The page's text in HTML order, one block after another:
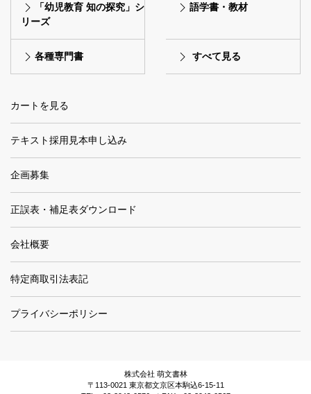
「幼児教育 知の探究」シ
リーズ
語学書・教材
各種専門書 すべて見る
カートを見る
テキスト採用見本申し込み
企画募集
正誤表・補足表ダウンロード
会社概要
特定商取引法表記
プライバシーポリシー
株式会社 萌文書林
〒113-0021 東京都文京区本駒込6-15-11